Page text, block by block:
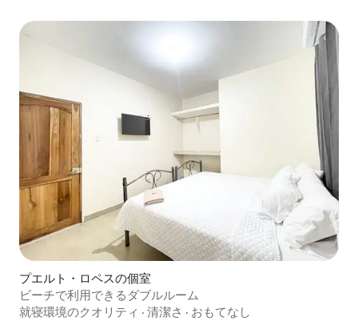
プエルト・ロペスの個室
ビーチで利用できるダブルルーム
就寝環境のクオリティ · 清潔さ · おもてなし